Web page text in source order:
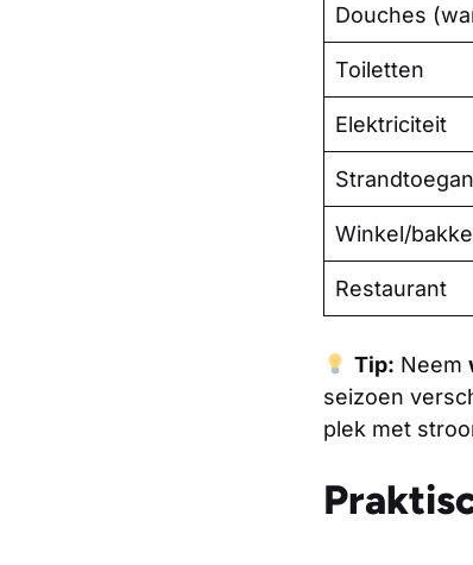
Douches
Toiletten
Elektriciteit
Winkel/
Restaurant
Tip: Neem
seizoen
plek met